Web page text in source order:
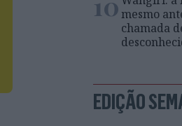
mesmo
chamada
EDIÇÃO